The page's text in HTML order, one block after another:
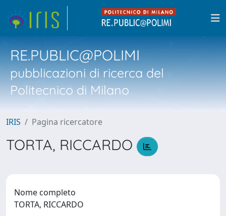
RE.PUBLIC@POLIMI
pubblicazioni di ricerca del
Politecnico di Milano
IRIS Pagina ricercatore
TORTA, RICCARDO
Nome completo
TORTA, RICCARDO